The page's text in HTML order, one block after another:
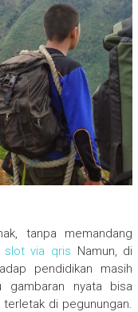
tanpa memandang
slot via qris Namun, di
pendidikan masih
gambaran nyata bisa
di pegunungan.